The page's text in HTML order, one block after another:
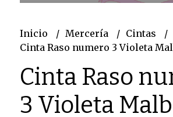
Inicio Mercería
Cintas
Cinta Raso numero 3 Violeta
Cinta Raso
3 Violeta